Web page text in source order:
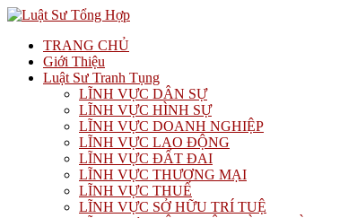
TRANG CHỦ
Giới Thiệu
Luật Sư Tranh Tụng
LĨNH VỰC DÂN SỰ
LĨNH VỰC HÌNH SỰ
LĨNH VỰC DOANH NGHIỆP
LĨNH VỰC LAO ĐỘNG
LĨNH VỰC ĐẤT ĐAI
LĨNH VỰC THƯƠNG MẠI
LĨNH VỰC THUẾ
LĨNH VỰC SỞ HỮU TRÍ TUỆ